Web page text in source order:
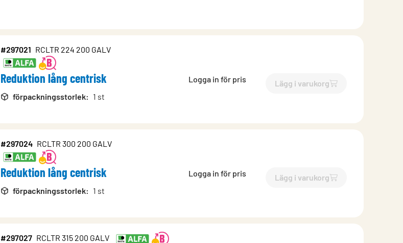
#297021 RCLTR 224 200 GALV
Reduktion lång centrisk
förpackningsstorlek: 1 st
Logga in för pris Lägg i varukorg
`$Lägg till
#297024 RCLTR 300 200 GALV
Reduktion lång centrisk
förpackningsstorlek: 1 st
Logga in för pris Lägg i varukorg
`$Lägg till
#297027 RCLTR 315 200 GALV